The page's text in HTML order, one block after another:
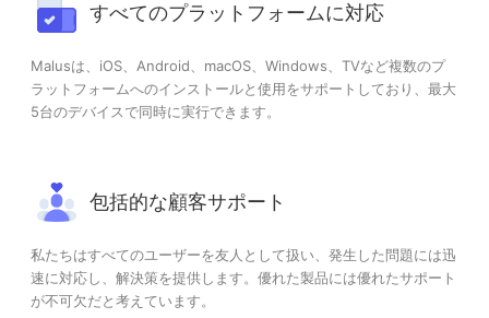
すべてのプラットフォームに対応
Malusは、iOS、Android、macOS、Windows、TVなど複数のプ
ラットフォームへのインストールと使用をサポートしており、最大
5台のデバイスで同時に実行できます。
包括的な顧客サポート
私たちはすべてのユーザーを友人として扱い、発生した問題には迅
速に対応し、解決策を提供します。優れた製品には優れたサポート
が不可欠だと考えています。